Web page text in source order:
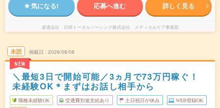
気になる! 応募へ進む 詳しく見る
派遣会社 日研トータルソーシング株式会社 メディカルケア事業部
未読
NEW
掲載日 2026/08/08
＼最短3日で開始可能／3ヵ月で73万円稼ぐ！
未経験OK＊まずはお話し相手から
職種未経験OK 交通費別途支給あり 土日祝日が休み WEB登録OK